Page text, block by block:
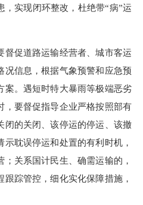
，实现闭环整改，杜绝带“病”运
督促道路运输经营者、城市客运
况信息，根据气象预警和应急预
案。遇短时特大暴雨等极端恶劣
，要督促指导企业严格按照部有
闭的关闭、该停运的停运、该撤
耽误停运和处置的有利时机，
关系国计民生、确需运输的，
踪管控，细化实化保障措施，